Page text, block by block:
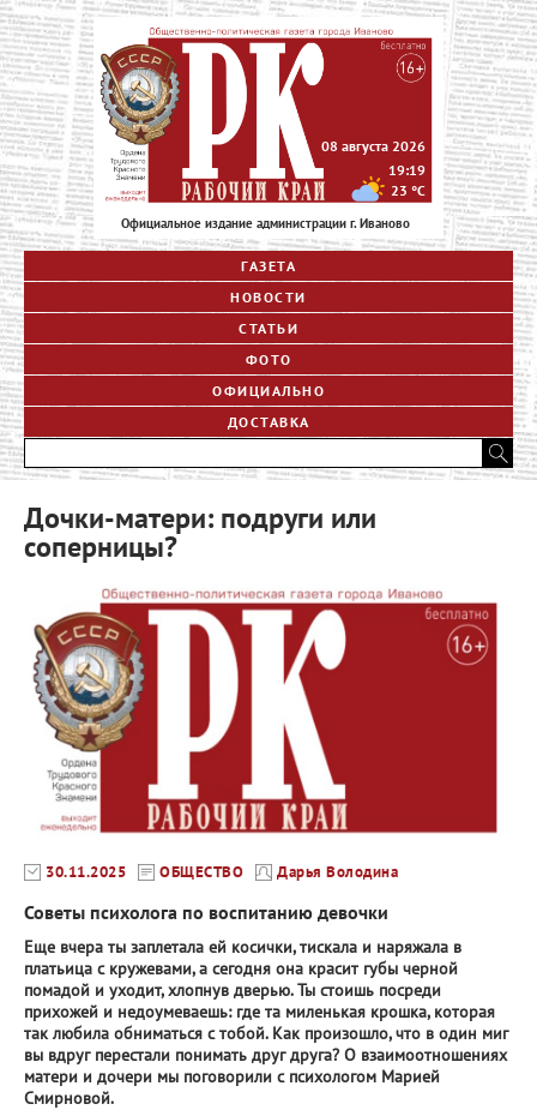
Официальное издание администрации г. Иваново
08 августа 2026
19:19
23 °C
ГАЗЕТА
НОВОСТИ
СТАТЬИ
ФОТО
ОФИЦИАЛЬНО
ДОСТАВКА
Дочки-матери: подруги или
соперницы?
30.11.2025 ОБЩЕСТВО Дарья Володина
Советы психолога по воспитанию девочки
Еще вчера ты заплетала ей косички, тискала и наряжала в
платьица с кружевами, а сегодня она красит губы черной
помадой и уходит, хлопнув дверью. Ты стоишь посреди
прихожей и недоумеваешь: где та миленькая крошка, которая
так любила обниматься с тобой. Как произошло, что в один миг
вы вдруг перестали понимать друг друга? О взаимоотношениях
матери и дочери мы поговорили с психологом Марией
Смирновой.